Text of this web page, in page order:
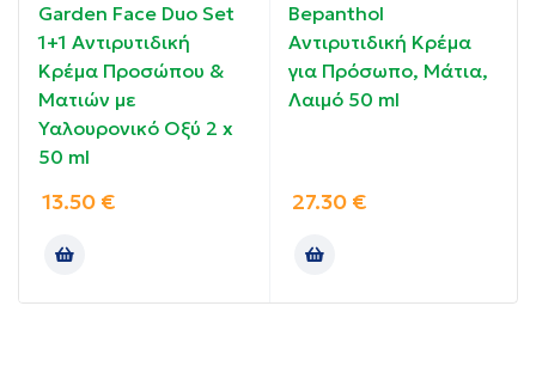
Εφαρμόστε σε καθαρή και νωπή επιδερμίδα, σε
πρόσωπο και λαιμό το βράδυ. Χρησιμοποιήστε κάθε
βράδυ για αμεσότερα αποτελέσματα.
Χρησιμοποιείτε αντηλιακή προστασία ανελλιπώς το
πρωί.
Συστατικά:
AQUA (WATER), GLYCERIN, POLYGLYCERYL-4
Garden Face Duo Set
1+1 Αντιρυτιδική
Κρέμα Προσώπου &
Ματιών με
Υαλουρονικό Οξύ 2 x
50 ml
13.50 €
Bepanthol
Αντιρυτιδική Κρέμα
για Πρόσωπο, Μάτια,
Λαιμό 50 ml
27.30 €